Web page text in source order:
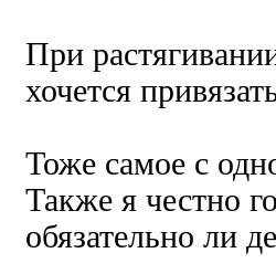
При
хочется
Тоже самое с
Также я честно
обязательно ли